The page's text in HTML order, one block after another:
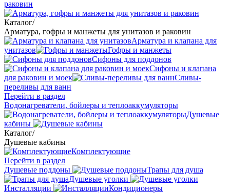
раковин
Каталог/
Арматура, гофры и манжеты для унитазов и раковин
Арматура и клапана для
унитазов
Гофры и манжеты
Сифоны для поддонов
Сифоны и клапана
для раковин и моек
Сливы-
переливы для ванн
Перейти в раздел
Водонагреватели, бойлеры и теплоаккумуляторы
Душевые
кабины
Каталог/
Душевые кабины
Комплектующие
Перейти в раздел
Душевые поддоны
Трапы для душа
Душевые уголки
Инсталляции
Кондиционеры